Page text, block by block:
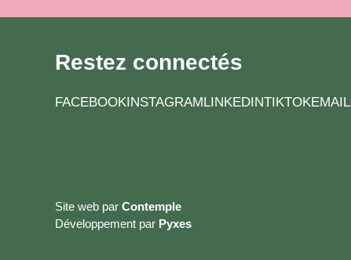
Restez connectés
FACEBOOK INSTAGRAM LINKEDINTIKTOKEMAIL
Site web par Contemple
Développement par Pyxes